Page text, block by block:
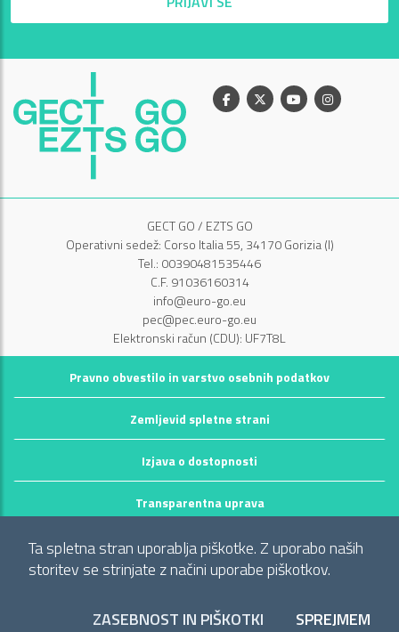
Ta spletna stran uporablja piškotke. Z uporabo naših
storitev se strinjate z načini uporabe piškotkov.
ZASEBNOST IN PIŠKOTKI SPREJMEM
Facebook
X YoutubeInstagram
GECT GO / EZTS GO
Operativni sedež: Corso Italia 55, 34170 Gorizia (I)
Tel.: 00390481535446
C.F. 91036160314
info@euro-go.eu
pec@pec.euro-go.eu
Elektronski račun (CDU): UF7T8L
Pravno obvestilo in varstvo osebnih podatkov
Zemljevid spletne strani
Izjava o dostopnosti
Transparentna uprava
©2026 GECT GO / EZTS GO
Realizzato da infoFactory Web Agency.
"Območje občin: Comune di Gorizia (I), Mestna občina Nova Gorica